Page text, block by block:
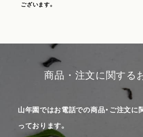
ございます。
商品・注文に関する
山年園ではお電話での商品・ご注文に
っております。